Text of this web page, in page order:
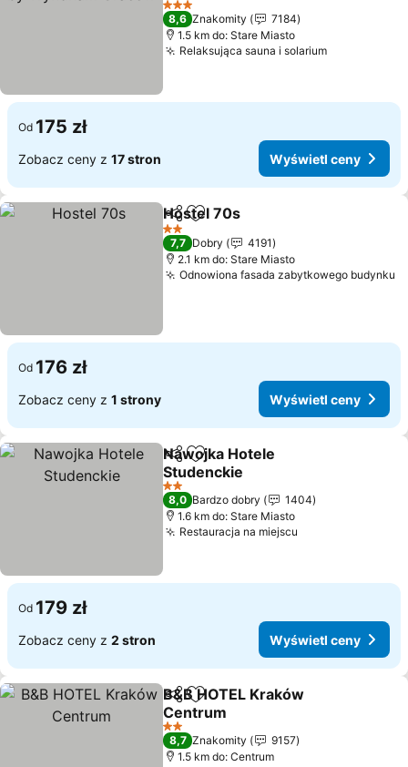
Wyświetl ceny
3 Kategoria
8,6 Znakomity
7184
1.5 km do: Stare Miasto
Relaksująca sauna i solariumWyświetl
Od 175 zł
Zobacz ceny z 17 stron Wyświetl ceny
Udostępnij
Dodaj do ulubionych
Hostel 70s
2 Kategoria
7,7 Dobry
4191
2.1 km do: Stare Miasto
Odnowiona fasada zabytkowego budynku
Od 176 zł
Zobacz ceny z 1 strony Wyświetl ceny
Udostępnij
Dodaj do ulubionych
Nawojka Hotele
Studenckie
Wyświetl ceny
2 Kategoria
8,0 Bardzo dobry
1404
1.6 km do: Stare Miasto
Restauracja na miejscu
Od 179 zł
Zobacz ceny z 2 stron Wyświetl ceny
Udostępnij
Dodaj do ulubionych
B&B HOTEL Kraków
Centrum
Wyświetl ceny
2 Kategoria
8,7 Znakomity
9157
1.5 km do: Centrum